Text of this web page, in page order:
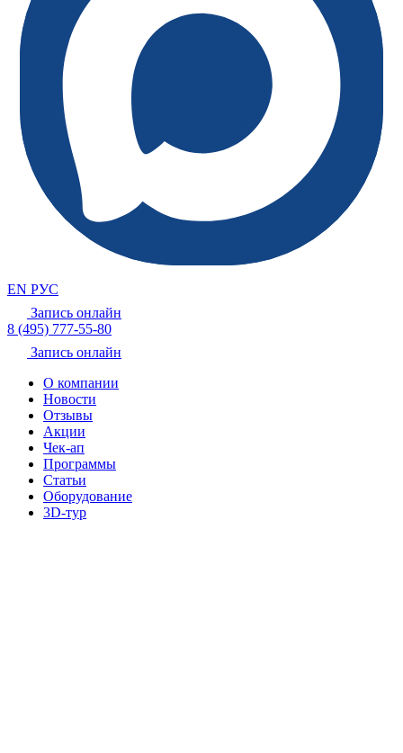
EN РУС
Запись онлайн
8 (495) 777-55-80
Запись онлайн
О компании
Новости
Отзывы
Акции
Чек-ап
Программы
Статьи
Оборудование
3D-тур